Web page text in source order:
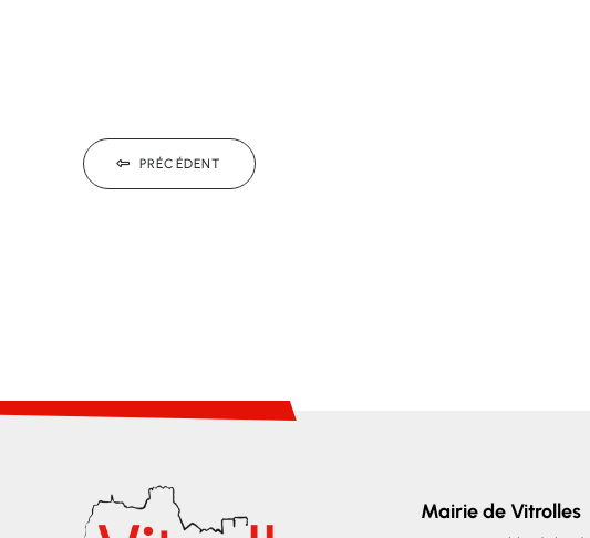
PRÉCÉDENT
Mairie de Vitrolles